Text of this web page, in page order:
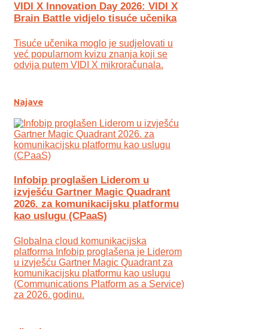
VIDI X Innovation Day 2026: VIDI X
Brain Battle vidjelo tisuće učenika
Tisuće učenika moglo je sudjelovati u
već popularnom kvizu znanja koji se
odvija putem VIDI X mikroračunala.
Najave
Infobip proglašen Liderom u
izvješću Gartner Magic Quadrant
2026. za komunikacijsku platformu
kao uslugu (CPaaS)
Globalna cloud komunikacijska
platforma Infobip proglašena je Liderom
u izvješću Gartner Magic Quadrant za
komunikacijsku platformu kao uslugu
(Communications Platform as a Service)
za 2026. godinu.